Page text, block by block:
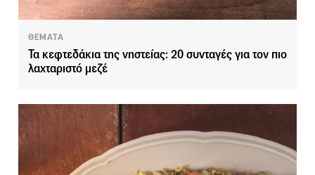
ΘΕΜΑΤΑ
Τα κεφτεδάκια της νηστείας: 20 συνταγές για τον πιο
λαχταριστό μεζέ